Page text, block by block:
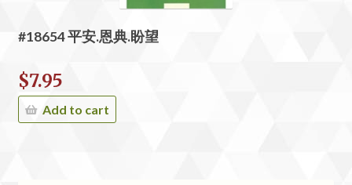
#18654 平安.恩典.盼望
$7.95
Add to cart